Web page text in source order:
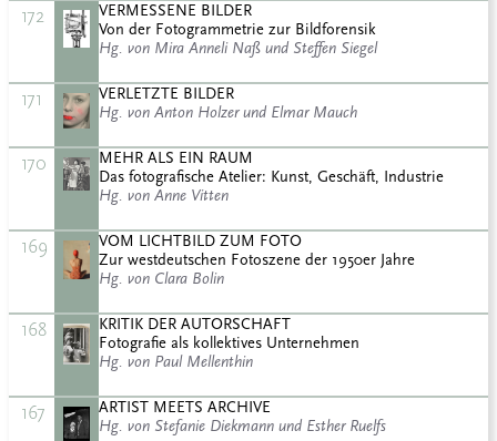
172
VERMESSENE BILDER
Von der Fotogrammetrie zur Bildforensik
Hg. von Mira Anneli Naß und Steffen Siegel
171
VERLETZTE BILDER
Hg. von Anton Holzer und Elmar Mauch
170
MEHR ALS EIN RAUM
Das fotografische Atelier: Kunst, Geschäft, Industrie
Hg. von Anne Vitten
169
VOM LICHTBILD ZUM FOTO
Zur westdeutschen Fotoszene der 1950er Jahre
Hg. von Clara Bolin
168
KRITIK DER AUTORSCHAFT
Fotografie als kollektives Unternehmen
Hg. von Paul Mellenthin
167
ARTIST MEETS ARCHIVE
Hg. von Stefanie Diekmann und Esther Ruelfs